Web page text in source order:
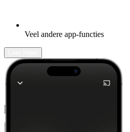
Veel andere app-functies